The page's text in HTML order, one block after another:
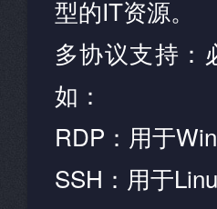
型的IT资源。
多协议支持：
如：
RDP：用于
SSH：用于